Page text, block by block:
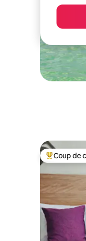
Coup de
Coup de